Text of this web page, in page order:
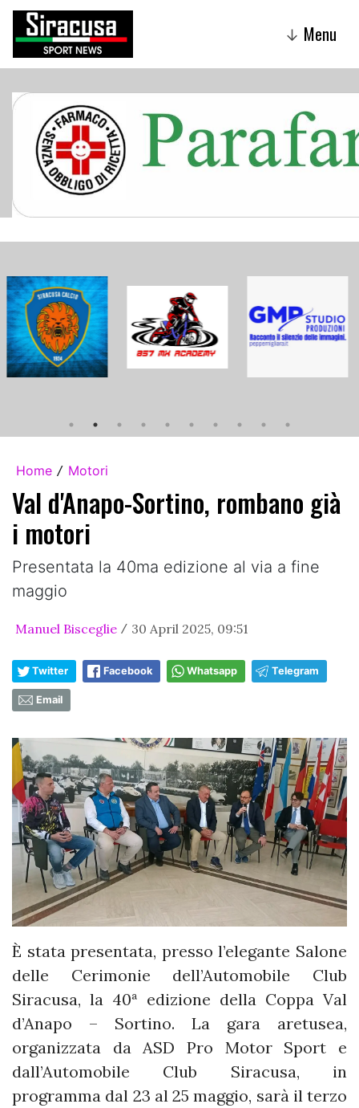
↓ Menu
Home / Motori
Val d'Anapo-Sortino, rombano già
i motori
Presentata la 40ma edizione al via a fine
maggio
Manuel Bisceglie / 30 April 2025, 09:51
Twitter Facebook Whatsapp Telegram
Email
È stata presentata, presso l’elegante Salone
delle Cerimonie dell’Automobile Club
Siracusa, la 40ª edizione della Coppa Val
d’Anapo – Sortino. La gara aretusea,
organizzata da ASD Pro Motor Sport e
dall’Automobile Club Siracusa, in
programma dal 23 al 25 maggio, sarà il terzo